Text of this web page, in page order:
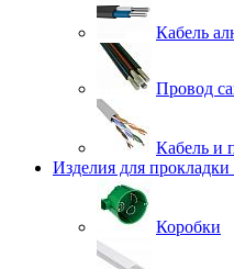
Кабель
Провод
Кабель и
Изделия для
Коробки